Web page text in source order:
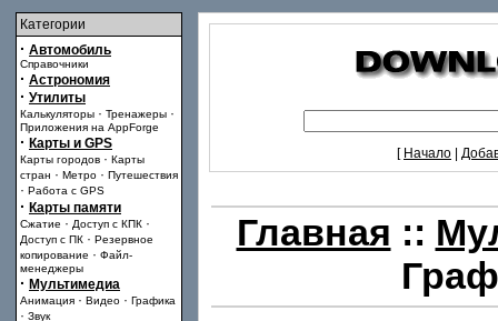
Категории
· Автомобиль
Справочники
· Астрономия
· Утилиты
Калькуляторы · Тренажеры ·
Приложения на AppForge
· Карты и GPS
Карты городов · Карты
стран · Метро · Путешествия
· Работа с GPS
· Карты памяти
Сжатие · Доступ с КПК ·
Доступ с ПК · Резервное
копирование · Файл-
менеджеры
· Мультимедиа
Анимация · Видео · Графика
· Звук
[ Начало
Главная ::